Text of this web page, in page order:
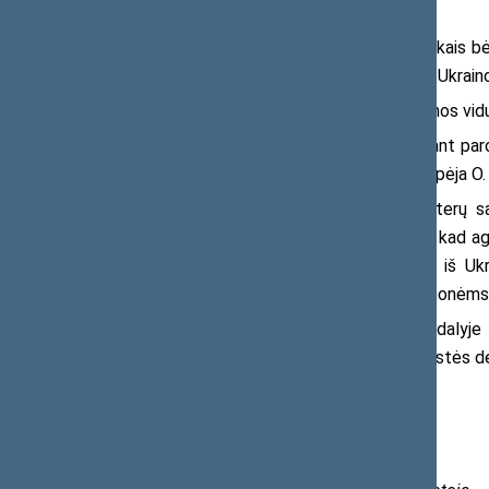
Šimtai tūkstančių moterų su vaikais
artimiausiomis savaitėmis pabėgėlių iš
Parlamentarė pažymi, kad Ukrainos
„Kovoms miestų gatvėse trunkant
pasiektų dar veikiančias ligonines“, – įspėja
Lietuvos socialdemokračių moterų
galimybes tarptautiniu lygiu reikalauti, kad
medicinos paslaugų teikimą į Lietuvą iš
onkologinėmis ligomis sergantiems
Antroje spaudos konferencijos
pristatys tyrimą apie karjeros ir motinystės